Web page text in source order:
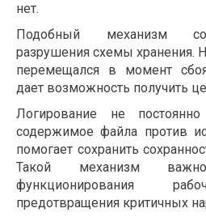
нет.
Подобный механизм
разрушения схемы хранения.
перемещался в момент
дает возможность получить
Логирование не
содержимое файла против
помогает сохранить
Такой механизм
функционирования
предотвращения критичных